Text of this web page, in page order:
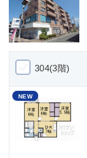
304(3階)
NEW